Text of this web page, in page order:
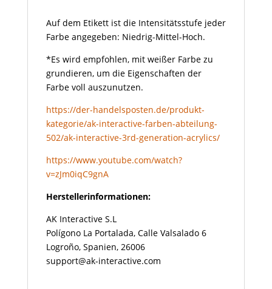
Auf dem Etikett ist die Intensitätsstufe jeder
Farbe angegeben: Niedrig-Mittel-Hoch.
*Es wird empfohlen, mit weißer Farbe zu
grundieren, um die Eigenschaften der
Farbe voll auszunutzen.
https://der-handelsposten.de/produkt-
kategorie/ak-interactive-farben-abteilung-
502/ak-interactive-3rd-generation-acrylics/
https://www.youtube.com/watch?
v=zJm0iqC9gnA
Herstellerinformationen:
AK Interactive S.L
Polígono La Portalada, Calle Valsalado 6
Logroño, Spanien, 26006
support@ak-interactive.com